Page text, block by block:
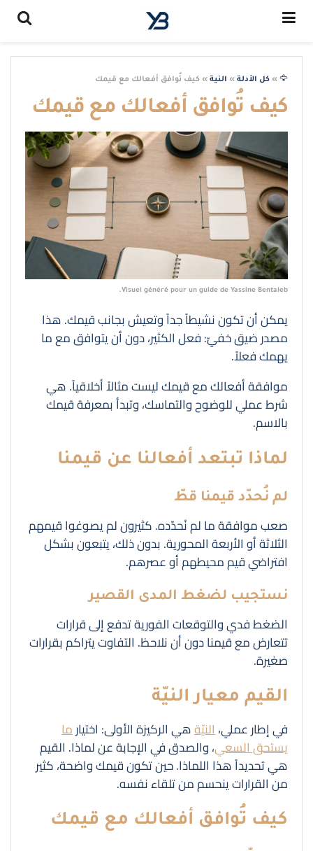
🦅
» كل الأدلة » النية » كيف تُوافق أفعالك مع قيمك
كيف تُوافق أفعالك مع قيمك
Visuel généré pour un guide de Yassine Bentaleb.
يمكن أن تكون نشيطاً جداً وتعيش بجانب قيمك. هذا
مصدر ضيق خفيّ: فعل الكثير، دون أن يتوافق مع ما
يهمك فعلاً.
موافقة أفعالك مع قيمك ليست مثالاً أخلاقياً. هي
شرط عملي للوضوح والتماسك، وتبدأ بمعرفة قيمك
بالاسم.
لماذا تبتعد أفعالنا عن قيمنا
لم نُحدّد قيمنا قطّ
صعب موافقة ما لم نُحدّده. كثيرون لم يصوغوا قيمهم
الثلاثة أو الأربعة المحورية. بدون ذلك، يتبعون بشكل
افتراضي قيم محيطهم أو عصرهم.
نستجيب لضغط المدى القصير
الضغط فدي والتوقعات الفورية تدفع إلى قرارات
تتعارض مع قيمنا دون أن نلاحظ. التفاوت يتراكم بقرارات
صغيرة.
القيم معيار النيّة
في إطار عملي،النيّةهي الركيزة الأولى: اختيارما
يستحق السعي، والصدق في الإجابة عن لماذا. القيم
هي تحديداً هذا اللماذا. حين تكون قيمك واضحة، كثير
من القرارات ينحسم من تلقاء نفسه.
كيف تُوافق أفعالك مع قيمك